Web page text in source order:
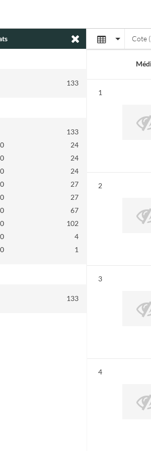
d'Alès
par : Multimédias
133
par : Période
133
24
24
24
27
27
67
102
4
1
par : Nom de l'inventaire
133
AffichageCote
Résultat n°
1
Résultat n°
2
Résultat n°
3
Résultat n°
4